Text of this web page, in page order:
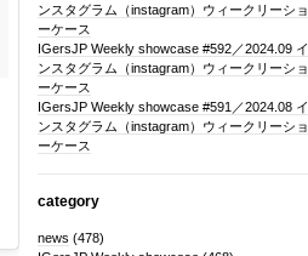
ンスタグラム（instagram）ウィークリーショ
ーケース
IGersJP Weekly showcase #592／2024.09 イ
ンスタグラム（instagram）ウィークリーショ
ーケース
IGersJP Weekly showcase #591／2024.08 イ
ンスタグラム（instagram）ウィークリーショ
ーケース
category
news (478)